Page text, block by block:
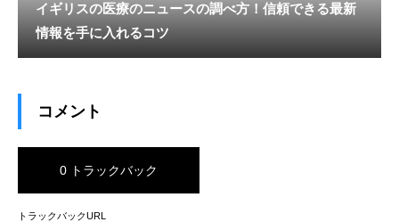
イギリスの医療のニュースの調べ方！信頼できる最新
情報を手に入れるコツ
コメント
0 トラックバック
トラックバックURL